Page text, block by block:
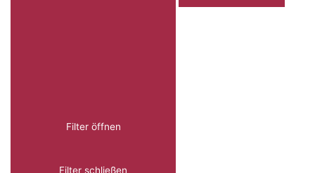
Filter öffnen
Filter schließen